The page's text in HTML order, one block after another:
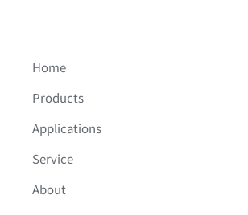
Home
Products
Applications
Service
About